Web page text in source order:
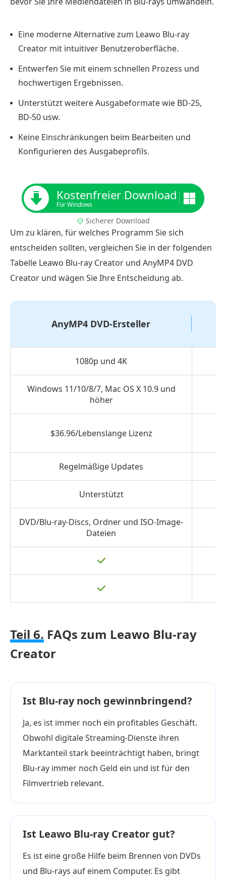
Eine moderne Alternative zum Leawo Blu-ray
Creator mit intuitiver Benutzeroberfläche.
Entwerfen Sie mit einem schnellen Prozess und
hochwertigen Ergebnissen.
Unterstützt weitere Ausgabeformate wie BD-25,
BD-50 usw.
Keine Einschränkungen beim Bearbeiten und
Konfigurieren des Ausgabeprofils.
Kostenfreier Download
Für Windows
Sicherer Download
Um zu klären, für welches Programm Sie sich
entscheiden sollten, vergleichen Sie in der folgenden
Tabelle Leawo Blu-ray Creator und AnyMP4 DVD
Creator und wägen Sie Ihre Entscheidung ab.
AnyMP4 DVD-Ersteller
1080p und 4K
Windows 11/10/8/7, Mac OS X 10.9 und
höher
$36.96/Lebenslange Lizenz
Regelmäßige Updates
Unterstützt
DVD/Blu-ray-Discs, Ordner und ISO-Image-
Dateien
Teil 6. FAQs zum Leawo Blu-ray
Creator
Ist Blu-ray noch gewinnbringend?
Ja, es ist immer noch ein profitables Geschäft.
Obwohl digitale Streaming-Dienste ihren
Marktanteil stark beeinträchtigt haben, bringt
Blu-ray immer noch Geld ein und ist für den
Filmvertrieb relevant.
Ist Leawo Blu-ray Creator gut?
Es ist eine große Hilfe beim Brennen von DVDs
und Blu-rays auf einem Computer. Es gibt